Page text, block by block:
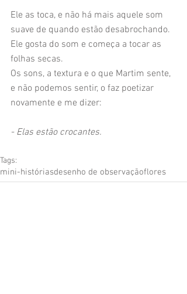
Ele as toca, e não há mais aquele som
suave de quando estão desabrochando.
Ele gosta do som e começa a tocar as
folhas secas.
Os sons, a textura e o que Martim sente,
e não podemos sentir, o faz poetizar
novamente e me dizer:
- Elas estão crocantes.
Tags:
mini-históriasdesenho de observaçãoflores